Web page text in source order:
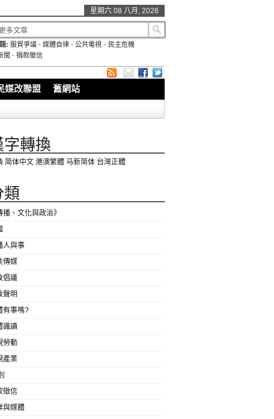
星期六 08 八月, 2026
: 服貿爭議 -媒體自律 -公共電視 - 民主危機
聞 - 捐款徵信
媒改聯盟 舊網站
字轉換
简体中文 港澳繁體 马新简体 台灣正體
類
播、文化與政治》
人與事
傳媒
倡議
聲明
有事嗎?
識讀
勞動
產業
徵信
與媒體